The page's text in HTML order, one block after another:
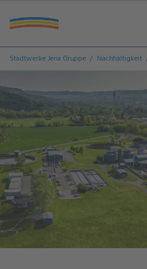
Stadtwerke Jena Gruppe Nachhaltigkeit